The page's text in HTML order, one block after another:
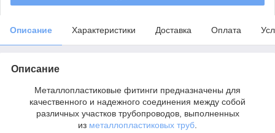
Описание Характеристики Доставка Оплата
Описание
Металлопластиковые фитинги предназначены для
качественного и надежного соединения между собой
различных участков трубопроводов, выполненных
из металлопластиковых труб